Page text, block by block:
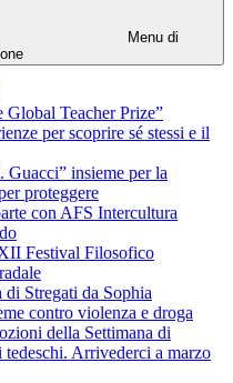
Menu di
Global Teacher Prize”
per scoprire sé stessi e il
insieme per la
proteggere
con AFS Intercultura
Festival Filosofico
Stregati da Sophia
contro violenza e droga
della Settimana di
Arrivederci a marzo